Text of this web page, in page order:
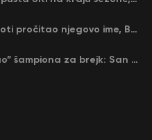
Nejmar ide na Mundijal: Anćeloti pročitao njegovo ime, Brazil u delirijumu (VIDEO)
Strašni Vembanjama “izudarao” šampiona za brejk: San Antonio poveo protiv Oklahome